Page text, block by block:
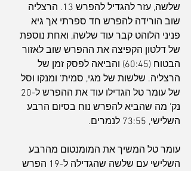
שלשה, עזר להגדיל להפרש 13. הרצליה
שוב הורידה להפרש חד ספרתי אך גיא
פניני הלוהט קבר עוד שלשה, ואחת נוספת
של דלטון הקפיצה את ההפרש שוב לאזור
הבטוח (60:45) והביאה לפסק זמן של
הרצליה. שלשות של מגי, סמית' ומנקו וסל
נק' מה שהביא להפרש נוח בסיום הרבע
השלישי, 73:55 לנמרים.
עומר טל המשיך את המומנטום מהרבע
השלישי עם שלשה שהגדילה ל-19 הפרש